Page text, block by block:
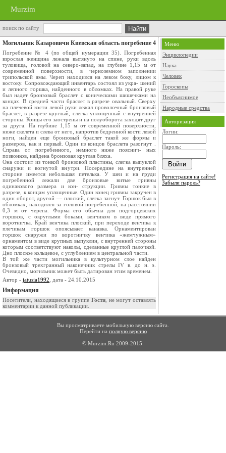
Murzim
поиск по сайту
Могильник Казаровичи Киевская область погребение 4
Погребение № 4 (по общей нумерации 35). Погребенная
взрослая женщина лежала вытянуто на спине, руки вдоль
туловища, головой на северо-запад, на глубине 1,15 м от
современной поверхности, в черноземном заполнении
трипольской ямы. Череп находился на левом боку, лицом к
востоку. Сопровождающий инвентарь состоял из укра- шений
и лепного горшка, найденного в обломках. На правой руке
был надет бронзовый браслет с коническими шишечками на
концах. В средней части браслет в разрезе овальный. Сверху
на плечевой кости левой руки лежал проволочный бронзовый
браслет, в разрезе круглый, слегка уплощенный с внутренней
стороны. Концы его заострены и на полуоборота заходят друг
за друга. На глубине 1,15 м от современной поверхности,
ниже скелета и слева от него, напротив бедренной кости левой
ноги, найден еще бронзовый браслет такой же формы и
размеров, как и первый. Один из концов браслета разогнут .
Справа от погребенного, немного ниже пояснич- ных
позвонков, найдена бронзовая круглая бляха.
Она состоит из тонкой бронзовой пластины, слегка выпуклой
снаружи и вогнутой внутри. Посередине на внутренней
стороне имеется небольшая петелька. У шеи и на груди
погребенной лежали две бронзовые витые гривны
одинакового размера и кон- струкции. Гривны тонкие в
разрезе, к концам уплощенные. Один конец гривны закручен в
один оборот, другой — плоский, слегка загнут. Горшок был в
обломках, находился за головой погребенной, на расстоянии
0,3 м от черепа. Форма его обычна для подгорцевских
горшков, с округлыми боками, венчиком в виде прямого
воротничка. Край венчика плоский, при переходе венчика к
плечикам горшок опоясывает канавка. Орнаментирован
горшок снаружи по воротничку венчика «жемчужным»
орнаментом в виде крупных выпуклин, с внутренней стороны
которым соответствуют наколы, сделанные круглой палочкой.
Дно плоское кольцевое, с углублением в центральной части.
В той же части могильника в культурном слое найден
бронзовый трехгранный наконечник стрелы IV в. до н. э.
Очевидно, могильник может быть датирован этим временем.
Автор - jatusia1992 , дата - 24.10.2015
Информация
Посетители, находящиеся в группе Гости, не могут оставлять
комментарии к данной публикации.
Меню
Энциклопедии
Наука
Человек
Гороскопы
Необъяснимое
Народные средства
Авторизация
Логин:
Пароль:
Регистрация на сайте!
Забыли пароль?
Вы просматриваете мобильную версию сайта.
Перейти на полную версию
© Murzim.Ru 2009-2015.